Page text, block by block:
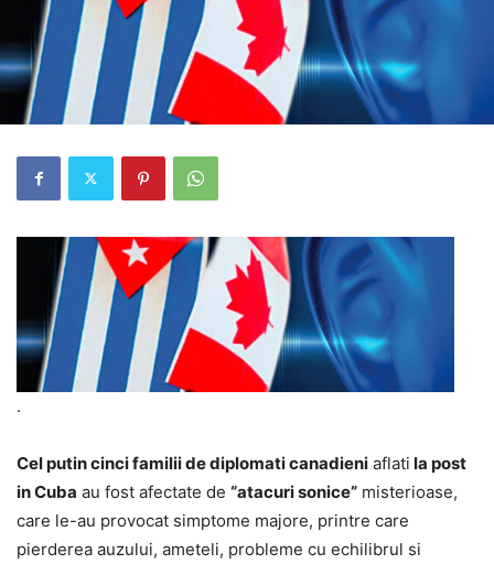
.
Cel putin cinci familii de diplomati canadieni aflati la post
in Cuba au fost afectate de “atacuri sonice” misterioase,
care le-au provocat simptome majore, printre care
pierderea auzului, ameteli, probleme cu echilibrul si